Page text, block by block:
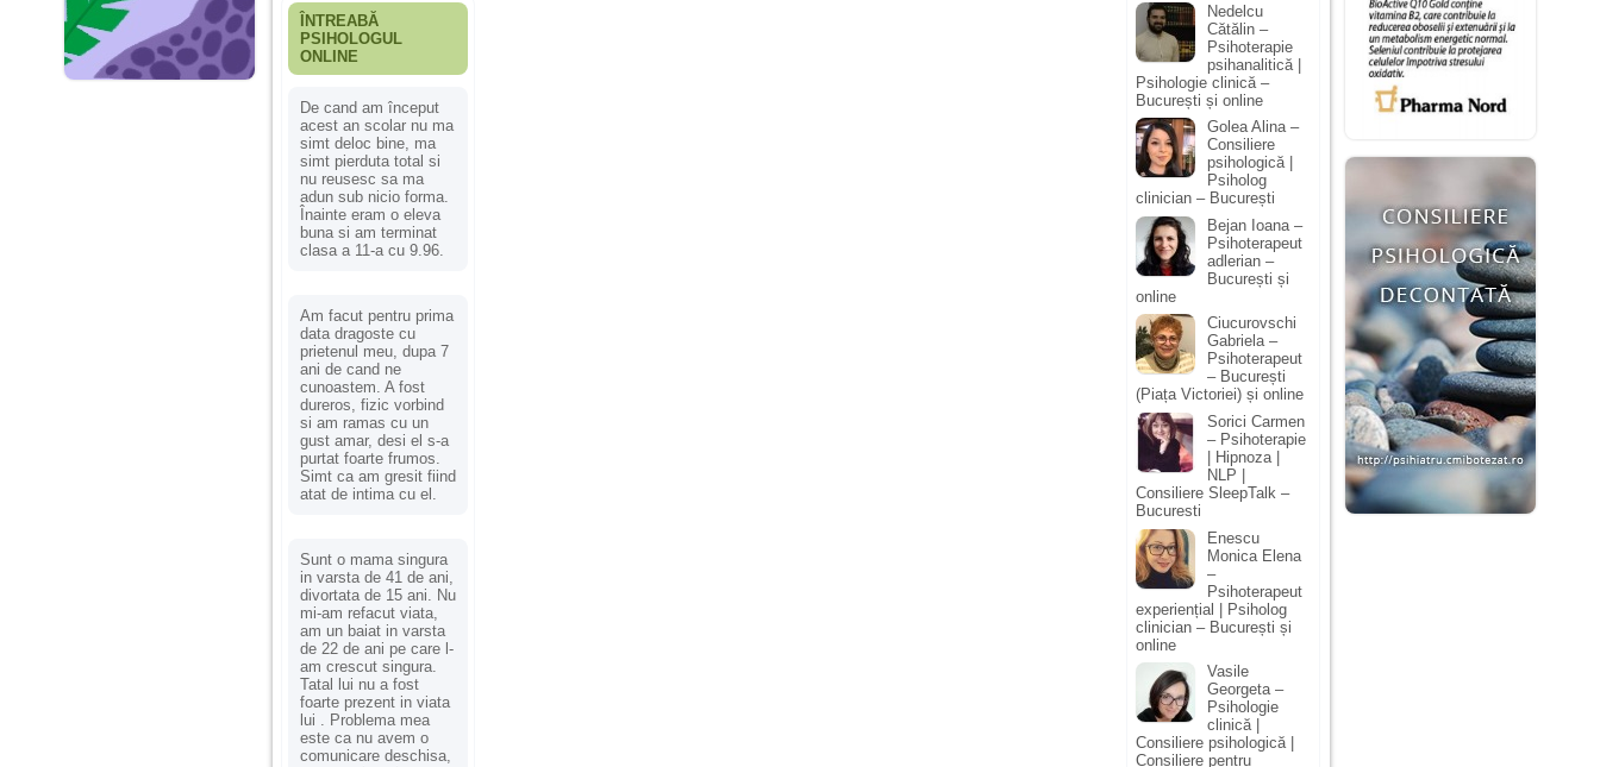
ÎNTREABĂ
PSIHOLOGUL
ONLINE
De cand am început
acest an scolar nu ma
simt deloc bine, ma
simt pierduta total si
nu reusesc sa ma
adun sub nicio forma.
Înainte eram o eleva
buna si am terminat
clasa a 11-a cu 9.96.
Am facut pentru prima
data dragoste cu
prietenul meu, dupa 7
ani de cand ne
cunoastem. A fost
dureros, fizic vorbind
si am ramas cu un
gust amar, desi el s-a
purtat foarte frumos.
Simt ca am gresit fiind
atat de intima cu el.
Sunt o mama singura
in varsta de 41 de ani,
divortata de 15 ani. Nu
mi-am refacut viata,
am un baiat in varsta
de 22 de ani pe care l-
am crescut singura.
Tatal lui nu a fost
foarte prezent in viata
lui . Problema mea
este ca nu avem o
comunicare deschisa,
Nedelcu
Cătălin –
Psihoterapie
psihanalitică |
Psihologie clinică –
București și online
Golea Alina –
Consiliere
psihologică |
Psiholog
clinician – București
Bejan Ioana –
Psihoterapeut
adlerian –
București și
online
Ciucurovschi
Gabriela –
Psihoterapeut
– București
(Piața Victoriei) și online
Sorici Carmen
– Psihoterapie
| Hipnoza |
NLP |
Consiliere SleepTalk –
Bucuresti
Enescu
Monica Elena
–
Psihoterapeut
experiențial | Psiholog
clinician – București și
online
Vasile
Georgeta –
Psihologie
clinică |
Consiliere psihologică |
Consiliere pentru